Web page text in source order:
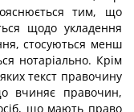
тим, що
щодо укладення
стосуються менш
нотаріально. Крім
текст правочину
вчиняє правочин,
що мають право